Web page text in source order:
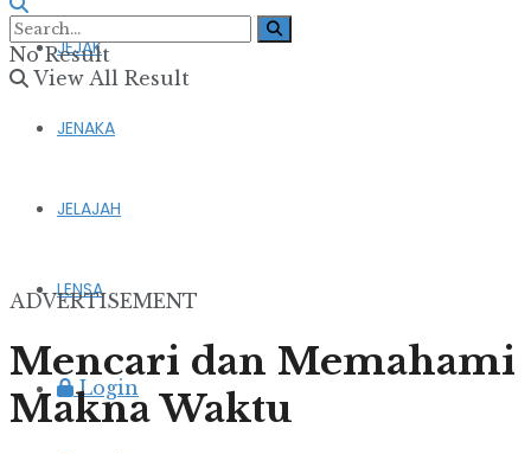
JEJAK
JENAKA
JELAJAH
LENSA
Login
No Result
View All Result
ADVERTISEMENT
Mencari dan Memahami
Makna Waktu